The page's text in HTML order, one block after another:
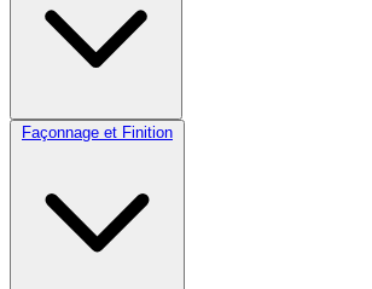
Façonnage et Finition